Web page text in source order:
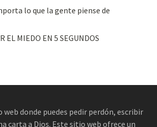
lo que la gente piense de
EL MIEDO EN 5 SEGUNDOS
donde puedes pedir perdón, escribir
carta a Dios. Este sitio web ofrece un